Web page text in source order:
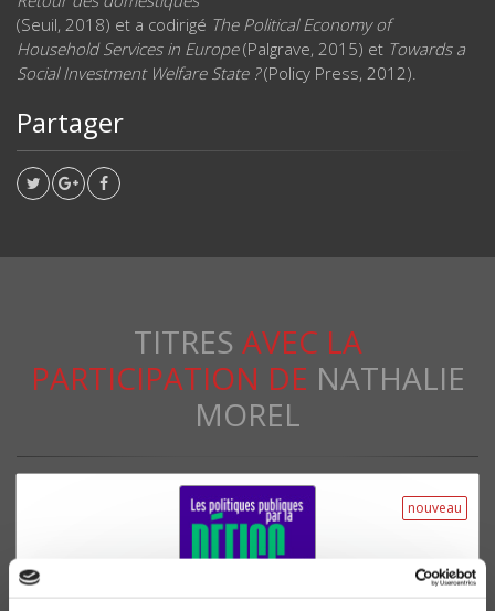
(Seuil, 2018) et a codirigé The Political Economy of
Household Services in Europe(Palgrave, 2015) et Towards a
Social Investment Welfare State ?(Policy Press, 2012).
Partager
TITRES AVEC LA
PARTICIPATION DE NATHALIE
MOREL
nouveau